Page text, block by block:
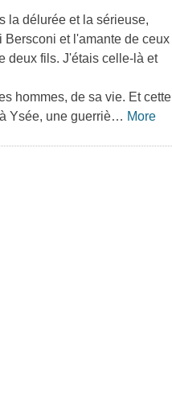
la délurée et la sérieuse,
Bersconi et l'amante de ceux
deux fils. J'étais celle-là et
hommes, de sa vie. Et cette
Ysée, une guerriè… More